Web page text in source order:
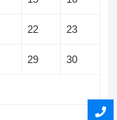
22 23
29 30